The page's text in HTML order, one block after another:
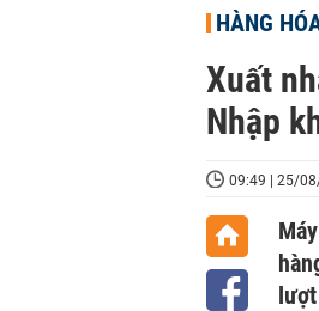
HÀNG
Xuất
Nhập
09:49 | 25/